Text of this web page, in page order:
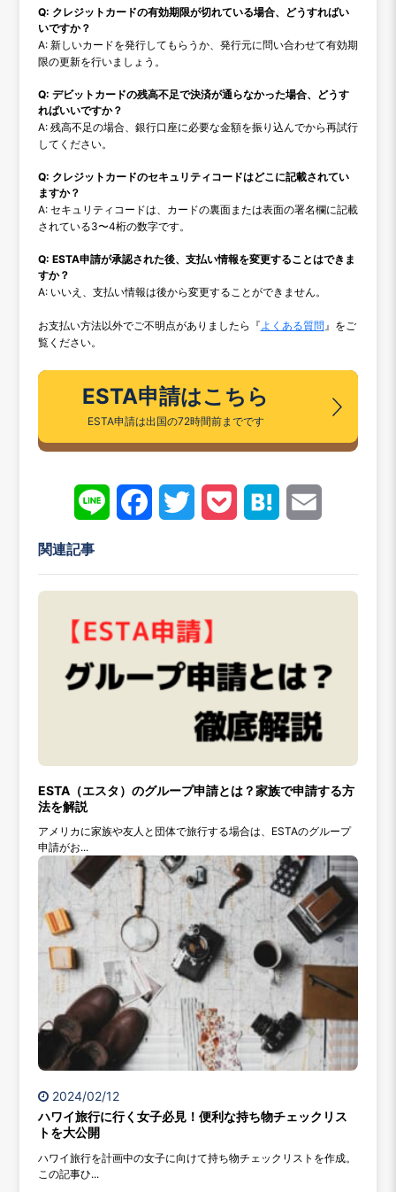
Q: クレジットカードの有効期限が切れている場合、どうすればい
いですか？
A: 新しいカードを発行してもらうか、発行元に問い合わせて有効期
限の更新を行いましょう。
Q: デビットカードの残高不足で決済が通らなかった場合、どうす
ればいいですか？
A: 残高不足の場合、銀行口座に必要な金額を振り込んでから再試行
してください。
Q: クレジットカードのセキュリティコードはどこに記載されてい
ますか？
A: セキュリティコードは、カードの裏面または表面の署名欄に記載
されている3〜4桁の数字です。
Q: ESTA申請が承認された後、支払い情報を変更することはできま
すか？
A: いいえ、支払い情報は後から変更することができません。
お支払い方法以外でご不明点がありましたら『よくある質問』をご
覧ください。
ESTA申請はこちら
ESTA申請は出国の72時間前までです
Line Face Twitt Pock Hate
関連記事
ESTA（エスタ）のグループ申請とは？家族で申請する方
法を解説
アメリカに家族や友人と団体で旅行する場合は、ESTAのグループ
申請がお...
2024/02/12
ハワイ旅行に行く女子必見！便利な持ち物チェックリス
トを大公開
ハワイ旅行を計画中の女子に向けて持ち物チェックリストを作成。
この記事ひ...